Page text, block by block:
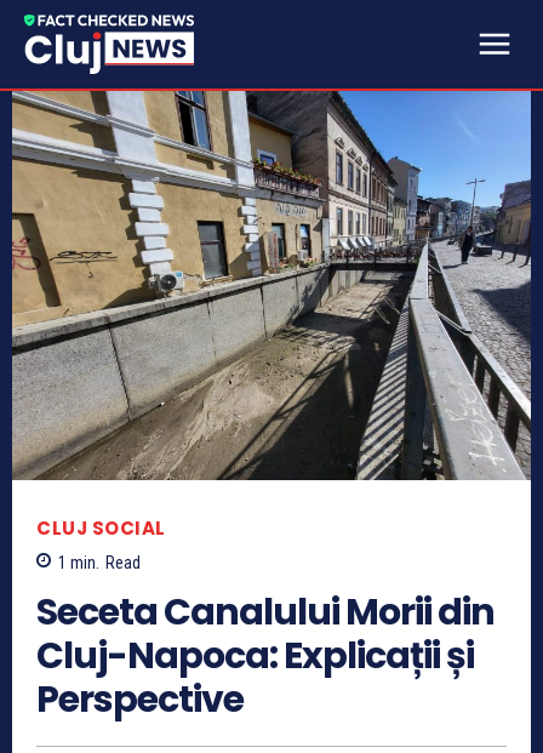
CLUJ SOCIAL
1 min. Read
Seceta Canalului Morii din
Cluj-Napoca: Explicații și
Perspective